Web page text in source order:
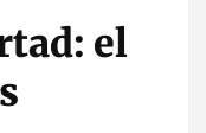
el